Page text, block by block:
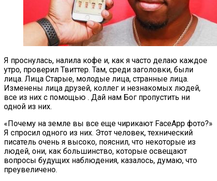
Я проснулась, налила кофе и, как я часто делаю каждое
утро, проверил Твиттер. Там, среди заголовки, были
лица. Лица Старые, молодые лица, странные лица.
Изменены лица друзей, коллег и незнакомых людей,
все из них с помощью . Дай нам Бог пропустить ни
одной из них.
«Почему на земле вы все еще чирикают FaceApp фото?»
Я спросил одного из них. Этот человек, технический
писатель очень я высоко, пояснил, что некоторые из
людей, они, как большинство, которые освещают
вопросы будущих наблюдения, казалось, думаю, что
преувеличено.